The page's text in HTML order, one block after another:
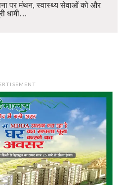
पर मंथन, स्वास्थ्य सेवाओं को और
धामी…